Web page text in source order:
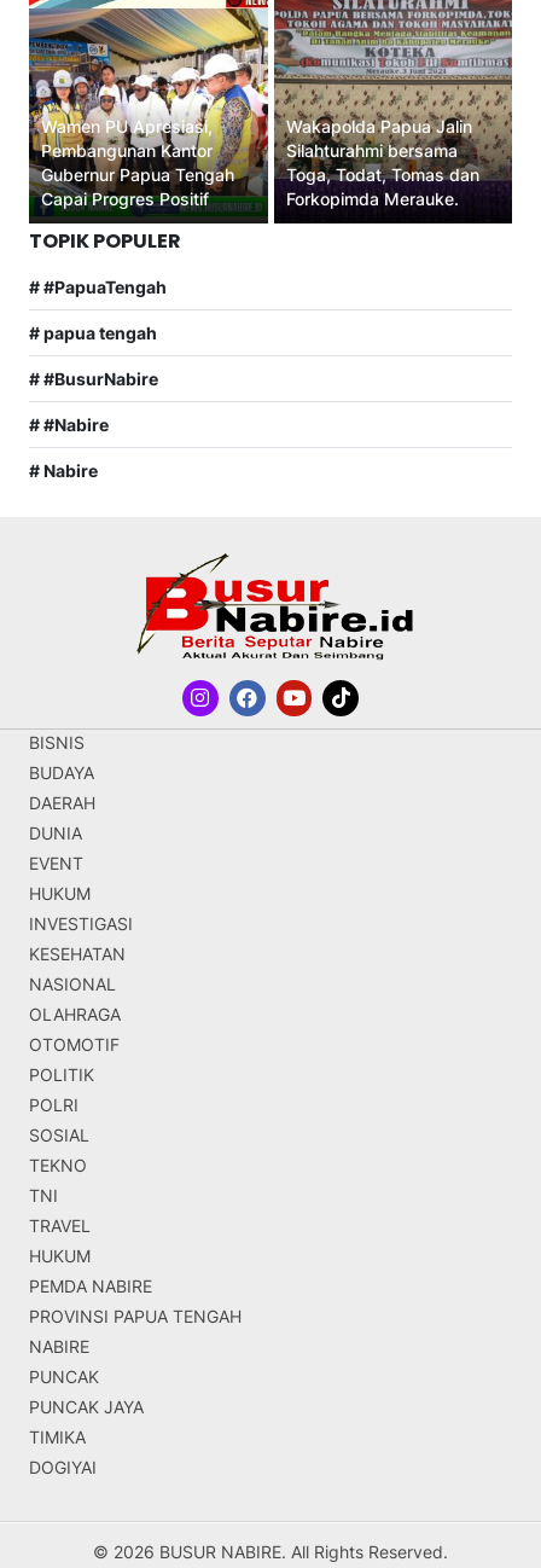
Wamen PU Apresiasi,
Pembangunan Kantor
Gubernur Papua Tengah
Capai Progres Positif
Wakapolda Papua Jalin
Silahturahmi bersama
Toga, Todat, Tomas dan
Forkopimda Merauke.
TOPIK POPULER
# #PapuaTengah
# papua tengah
# #BusurNabire
# #Nabire
# Nabire
BISNIS
BUDAYA
DAERAH
DUNIA
EVENT
HUKUM
INVESTIGASI
KESEHATAN
NASIONAL
OLAHRAGA
OTOMOTIF
POLITIK
POLRI
SOSIAL
TEKNO
TNI
TRAVEL
HUKUM
PEMDA NABIRE
PROVINSI PAPUA TENGAH
NABIRE
PUNCAK
PUNCAK JAYA
TIMIKA
DOGIYAI
© 2026 BUSUR NABIRE. All Rights Reserved.